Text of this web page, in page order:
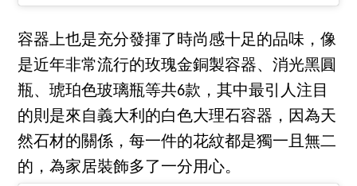
容器上也是充分發揮了時尚感十足的品味，像
是近年非常流行的玫瑰金銅製容器、消光黑圓
瓶、琥珀色玻璃瓶等共6款，其中最引人注目
的則是來自義大利的白色大理石容器，因為天
然石材的關係，每一件的花紋都是獨一且無二
的，為家居裝飾多了一分用心。